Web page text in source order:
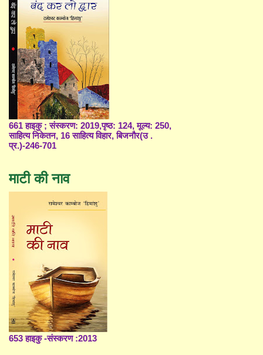
661 हाइकु ; संस्करण: 2019,पृष्ठ: 124, मूल्य: 250,
साहित्य निकेतन, 16 साहित्य विहार, बिजनौर(उ .
प्र.)-246-701
माटी की नाव
653 हाइकु -संस्करण :2013